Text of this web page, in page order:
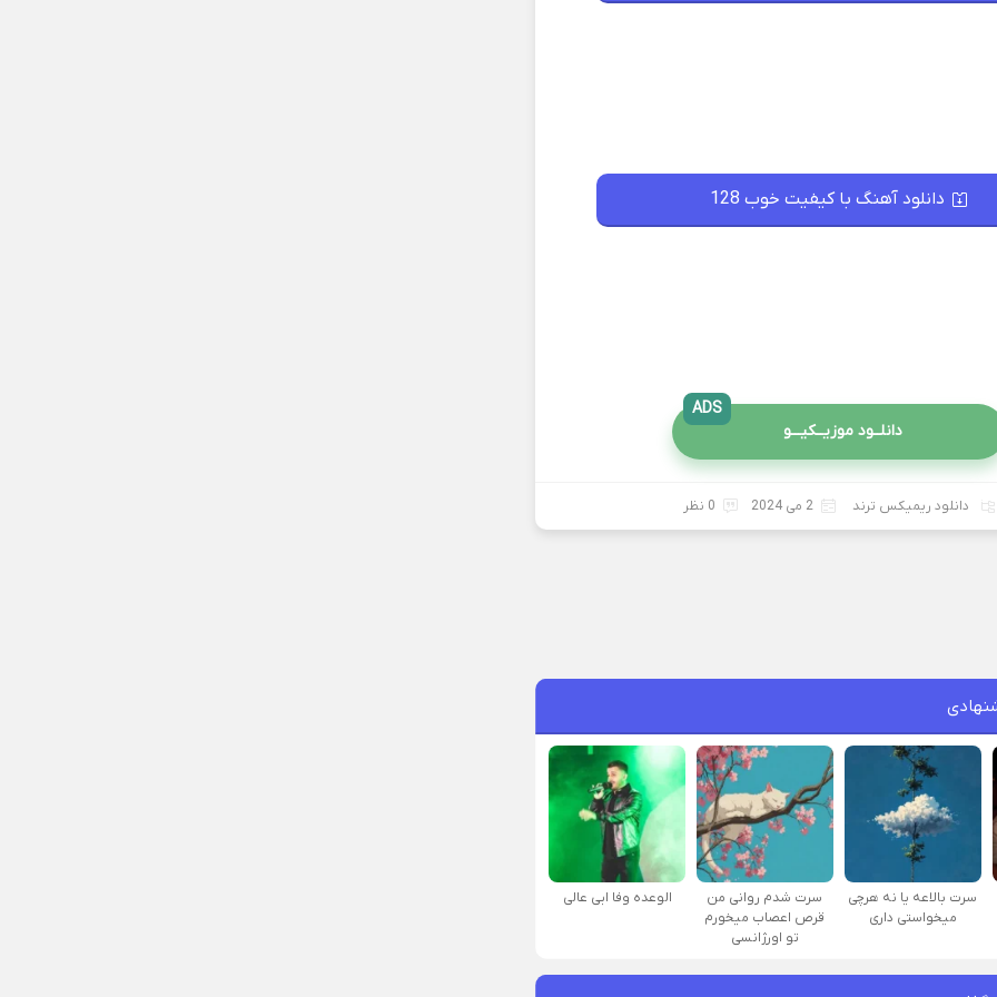
دانلود آهنگ با کیفیت خوب 128
دانلــود موزیــکیـــو
ADS
دانلود ریمیکس ترند 2 می 2024 0 نظر
سرت بالاعه یا نه هرچی
میخواستی داری
سرت شدم روانی من
قرص اعصاب میخورم
تو اورژانسی
الوعده وفا ابی عالی